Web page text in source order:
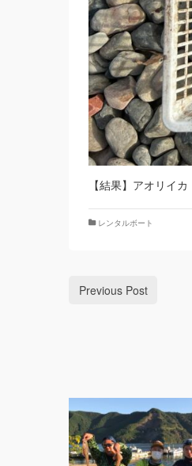
【結果】アオリイ
レンタルボート
Previous Post